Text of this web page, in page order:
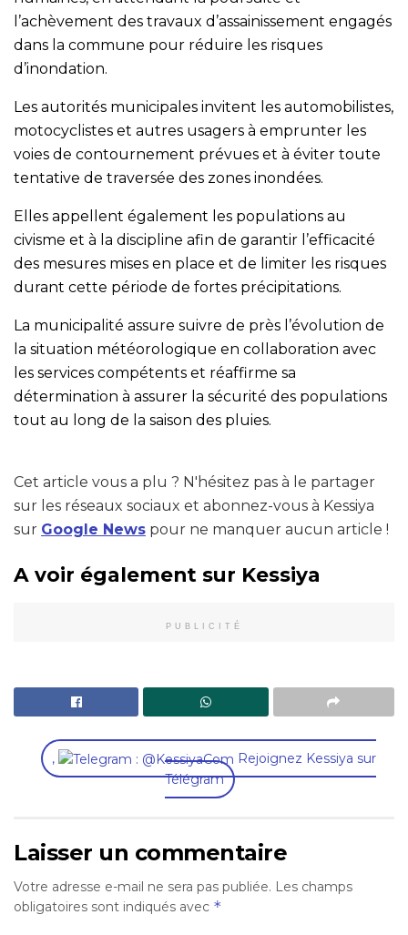
l’achèvement des travaux d’assainissement engagés
dans la commune pour réduire les risques
d’inondation.
Les autorités municipales invitent les automobilistes,
motocyclistes et autres usagers à emprunter les
voies de contournement prévues et à éviter toute
tentative de traversée des zones inondées.
Elles appellent également les populations au
civisme et à la discipline afin de garantir l’efficacité
des mesures mises en place et de limiter les risques
durant cette période de fortes précipitations.
La municipalité assure suivre de près l’évolution de
la situation météorologique en collaboration avec
les services compétents et réaffirme sa
détermination à assurer la sécurité des populations
tout au long de la saison des pluies.
Cet article vous a plu ? N'hésitez pas à le partager
sur les réseaux sociaux et abonnez-vous à Kessiya
sur Google News pour ne manquer aucun article !
A voir également sur Kessiya
PUBLICITÉ
,
Rejoignez Kessiya sur
Télégram
Laisser un commentaire
Votre adresse e-mail ne sera pas publiée. Les champs
obligatoires sont indiqués avec *